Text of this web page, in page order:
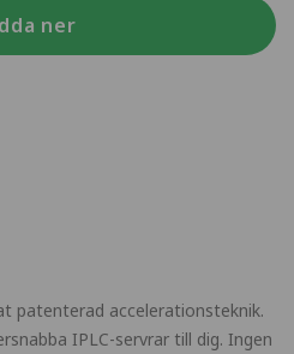
ner
patenterad accelerationsteknik.
IPLC-servrar till dig. Ingen